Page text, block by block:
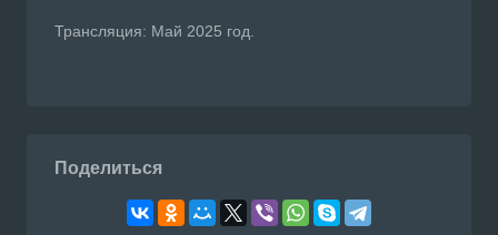
Трансляция: Май 2025 год.
Поделиться